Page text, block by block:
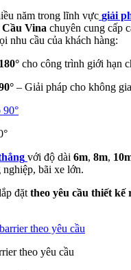
năm trong lĩnh vực giải
Vina chuyên cung cấp
nhu cầu của khách hàng:
cho công trình giới hạn
– Giải pháp cho không
với độ dài 6m, 8m,
bãi xe lớn.
đặt theo yêu cầu thiết kế
theo yêu cầu